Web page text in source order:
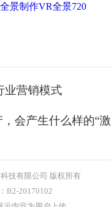
景制作VR全景720
业营销模式
会产生什么样的“激
技有限公司 版权所有
B2-20170102